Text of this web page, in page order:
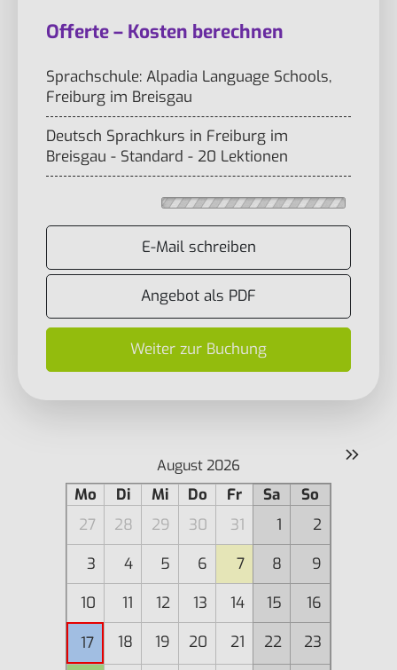
Offerte – Kosten berechnen
Sprachschule: Alpadia Language Schools,
Freiburg im Breisgau
Deutsch Sprachkurs in Freiburg im
Breisgau - Standard - 20 Lektionen
E-Mail schreiben
Angebot als PDF
Weiter zur Buchung
»
August 2026
Mo Di Mi Do Fr Sa
So
27
28 29 30 31 1
2
3
4 5 6 7 8
9
10
11 12 13 14 15
16
17
18 19 20 21 22 23